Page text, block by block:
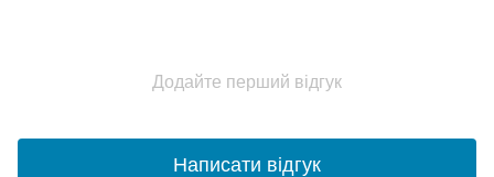
Додайте перший відгук
Написати відгук